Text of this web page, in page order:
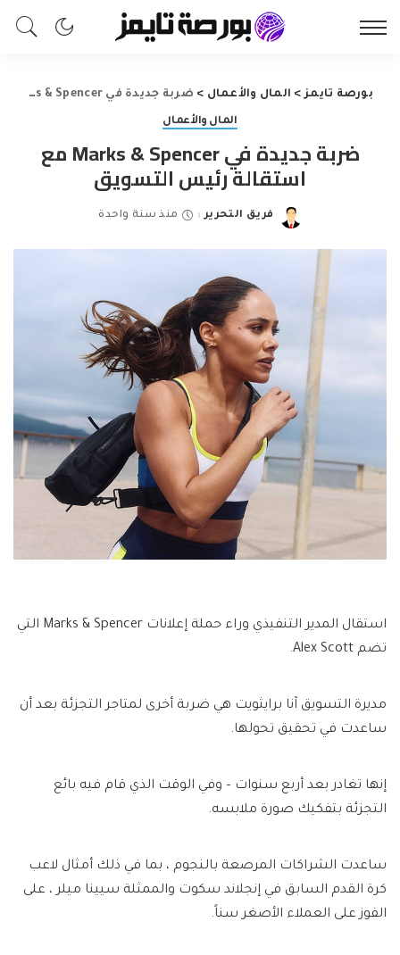
بورصة تايمز> المال والأعمال > ضربة جديدة في Marks & Spencer مع استقالة رئيس التسويق
المال والأعمال
ضربة جديدة في Marks & Spencer مع
استقالة رئيس التسويق
Posted
فريق التحرير منذ سنة واحدة
استقال المدير التنفيذي وراء حملة إعلانات Marks & Spencer التي
تضم Alex Scott.
مديرة التسويق آنا برايثويت هي ضربة أخرى لمتاجر التجزئة بعد أن
ساعدت في تحقيق تحولها.
إنها تغادر بعد أربع سنوات – وفي الوقت الذي قام فيه بائع
التجزئة بتفكيك صورة ملابسه.
ساعدت الشراكات المرصعة بالنجوم ، بما في ذلك أمثال لاعب
كرة القدم السابق في إنجلاند سكوت والممثلة سيينا ميلر ، على
الفوز على العملاء الأصغر سناً.